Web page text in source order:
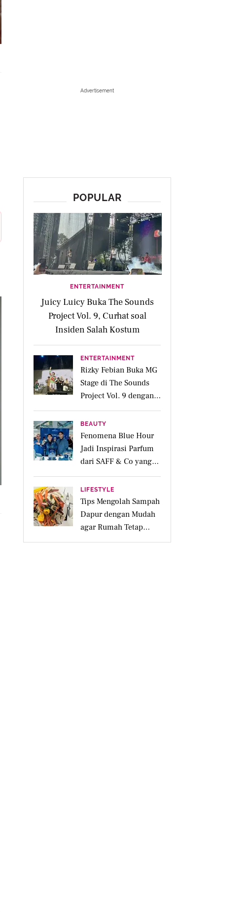
Advertisement
POPULAR
ENTERTAINMENT
Juicy Luicy Buka The Sounds
Project Vol. 9, Curhat soal
Insiden Salah Kostum
ENTERTAINMENT
Rizky Febian Buka MG
Stage di The Sounds
Project Vol. 9 dengan
Deretan Hitsnya
BEAUTY
Fenomena Blue Hour
Jadi Inspirasi Parfum
dari SAFF & Co yang
Beraroma Hangat dan
Memikat
LIFESTYLE
Tips Mengolah Sampah
Dapur dengan Mudah
agar Rumah Tetap
Bersih dan Ramah